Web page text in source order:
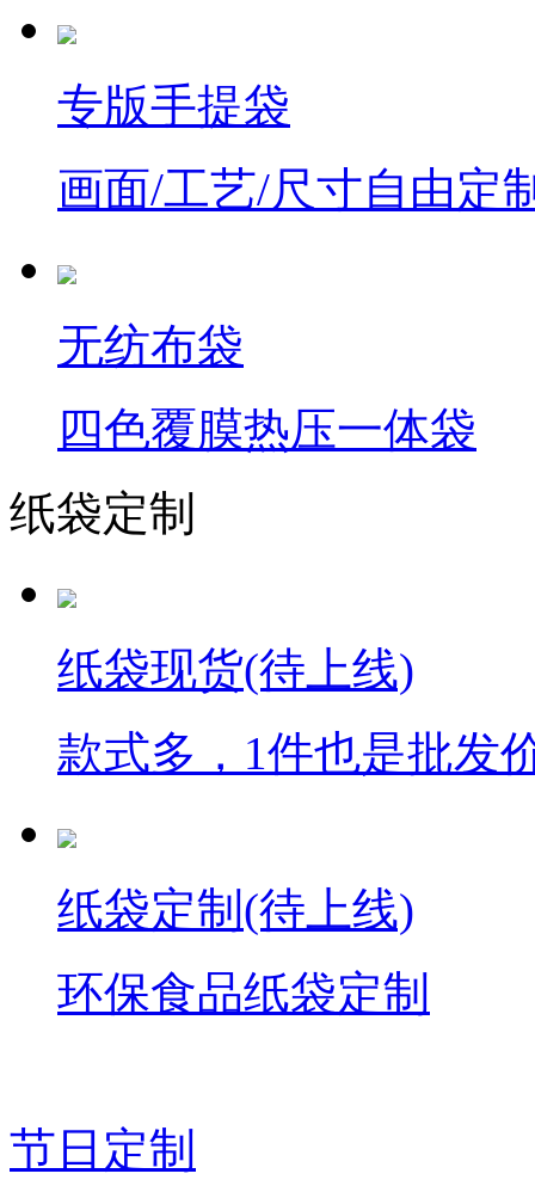
专版手提袋
画面/工艺/尺寸自由定
无纺布袋
四色覆膜热压一体袋
纸袋定制
纸袋现货(待上线)
款式多，1件也是批发
纸袋定制(待上线)
环保食品纸袋定制
节日定制